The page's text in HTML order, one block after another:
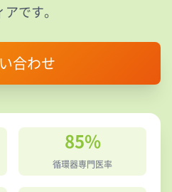
です。
合わせ
85%
循環器専門医率